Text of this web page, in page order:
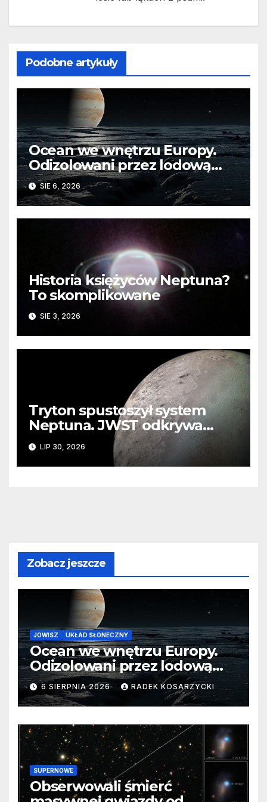
Podobne artykuły
Ocean we wnętrzu Europy.
Odizolowani przez lodową
barierę
SIE 6, 2026
Historia księżyców Neptuna?
To skomplikowane
SIE 3, 2026
Tryton spustoszył system
Neptuna. JWST odkrywa
ślady kosmicznej katastrofy i
zaginionego lodu
LIP 30, 2026
Zobacz jeszcze
JOWISZ UKŁAD SŁONECZNY
Ocean we wnętrzu Europy.
Odizolowani przez lodową
barierę
6 SIERPNIA 2026 RADEK KOSARZYCKI
SUPERNOWE
Obserwowali śmierć